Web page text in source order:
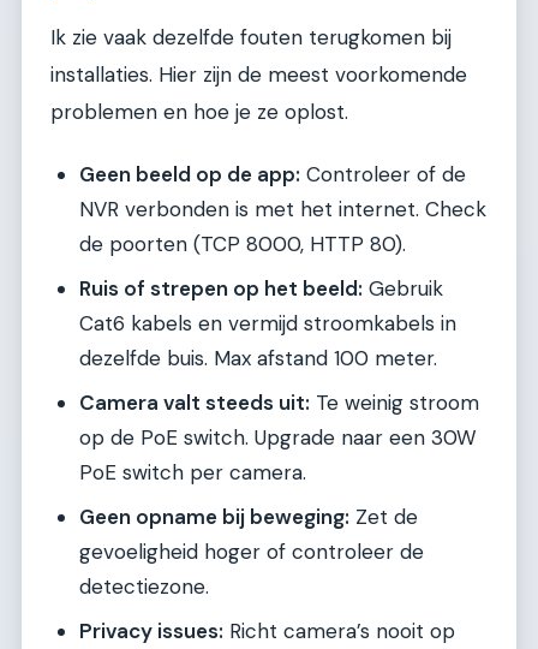
Ik zie vaak dezelfde fouten terugkomen bij
installaties. Hier zijn de meest voorkomende
problemen en hoe je ze oplost.
Geen beeld op de app: Controleer of de
NVR verbonden is met het internet. Check
de poorten (TCP 8000, HTTP 80).
Ruis of strepen op het beeld: Gebruik
Cat6 kabels en vermijd stroomkabels in
dezelfde buis. Max afstand 100 meter.
Camera valt steeds uit: Te weinig stroom
op de PoE switch. Upgrade naar een 30W
PoE switch per camera.
Geen opname bij beweging: Zet de
gevoeligheid hoger of controleer de
detectiezone.
Privacy issues: Richt camera’s nooit op